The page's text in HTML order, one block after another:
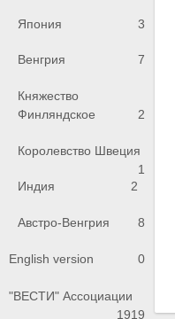
Япония 3
Венгрия 7
Княжество
Финляндское
2
Королевство Швеция
1
Индия
2
Австро-Венгрия 8
English version 0
"ВЕСТИ" Ассоциации
1919